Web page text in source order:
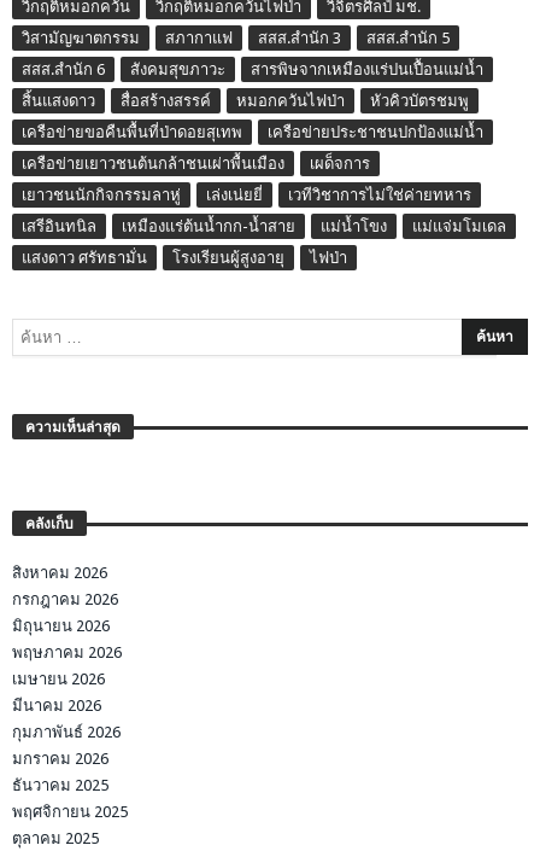
วิกฤติหมอกควัน
วิกฤติหมอกควันไฟป่า
วิจิตรศิลป์ มช.
วิสามัญฆาตกรรม
สภากาแฟ สสส.สำนัก 3
สสส.สำนัก 5
สสส.สำนัก 6
สังคมสุขภาวะ
สารพิษจากเหมืองแร่ปนเปื้อนแม่น้ำ
สิ้นแสงดาว
สื่อสร้างสรรค์ หมอกควันไฟป่า
หัวคิวบัตรชมพู
เครือข่ายขอคืนพื้นที่ป่าดอยสุเทพ
เครือข่ายประชาชนปกป้องแม่น้ำ
เครือข่ายเยาวชนต้นกล้าชนเผ่าพื้นเมือง
เผด็จการ
เยาวชนนักกิจกรรมลาหู่
เล่งเน่ยยี่
เวทีวิชาการไม่ใช่ค่ายทหาร
เสรีอินทนิล
เหมืองแร่ต้นน้ำกก-น้ำสาย แม่น้ำโขง
แม่แจ่มโมเดล
แสงดาว ศรัทธามั่น
โรงเรียนผู้สูงอายุ ไฟป่า
ความเห็นล่าสุด
คลังเก็บ
สิงหาคม 2026
กรกฎาคม 2026
มิถุนายน 2026
พฤษภาคม 2026
เมษายน 2026
มีนาคม 2026
กุมภาพันธ์ 2026
มกราคม 2026
ธันวาคม 2025
พฤศจิกายน 2025
ตุลาคม 2025